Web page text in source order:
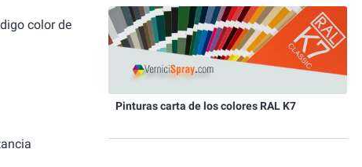
color de
Pinturas carta de los colores RAL K7